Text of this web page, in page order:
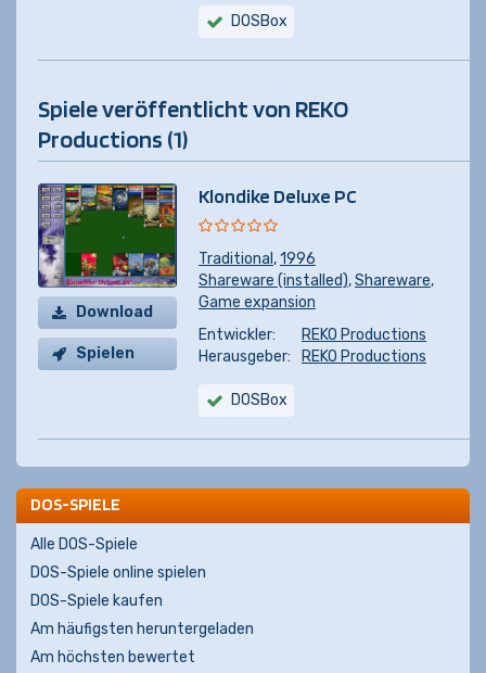
DOSBox
Spiele veröffentlicht von REKO
Productions (1)
Download
Spielen
Klondike Deluxe PC
Traditional ,1996
Shareware (installed),Shareware,
Game expansion
Entwickler:
REKO Productions
Herausgeber:
REKO Productions
DOSBox
DOS-SPIELE
Alle DOS-Spiele
DOS-Spiele online spielen
DOS-Spiele kaufen
Am häufigsten heruntergeladen
Am höchsten bewertet